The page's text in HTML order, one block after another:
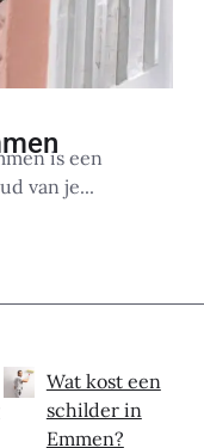
is een
van je...
Wat kost een
schilder in
Emmen?